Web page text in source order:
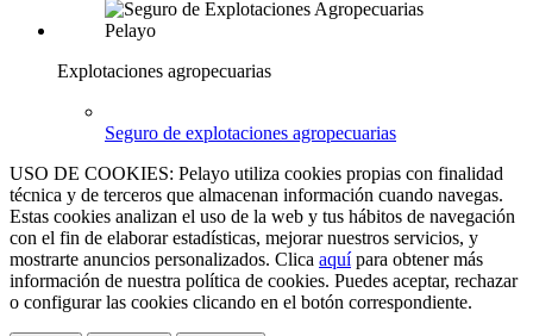
Explotaciones agropecuarias
Seguro de explotaciones agropecuarias
USO DE COOKIES: Pelayo utiliza cookies propias con finalidad
técnica y de terceros que almacenan información cuando navegas.
Estas cookies analizan el uso de la web y tus hábitos de navegación
con el fin de elaborar estadísticas, mejorar nuestros servicios, y
mostrarte anuncios personalizados. Clica aquí para obtener más
información de nuestra política de cookies. Puedes aceptar, rechazar
o configurar las cookies clicando en el botón correspondiente.